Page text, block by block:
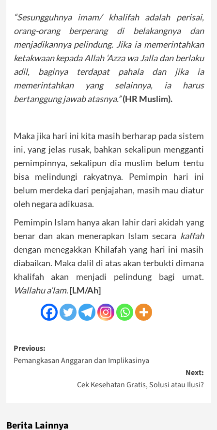
“Sesungguhnya imam/ khalifah adalah perisai,
orang-orang berperang di belakangnya dan
menjadikannya pelindung. Jika ia memerintahkan
ketakwaan kepada Allah ‘Azza wa Jalla dan berlaku
adil, baginya terdapat pahala dan jika ia
memerintahkan yang selainnya, ia harus
bertanggung jawab atasnya.” (HR Muslim).
Maka jika hari ini kita masih berharap pada sistem
ini, yang jelas rusak, bahkan sekalipun mengganti
pemimpinnya, sekalipun dia muslim belum tentu
bisa melindungi rakyatnya. Pemimpin hari ini
belum merdeka dari penjajahan, masih mau diatur
oleh negara adikuasa.
Pemimpin Islam hanya akan lahir dari akidah yang
benar dan akan menerapkan Islam secara kaffah
dengan menegakkan Khilafah yang hari ini masih
diabaikan. Maka dalil di atas akan terbukti dimana
khalifah akan menjadi pelindung bagi umat.
Wallahu a’lam. [LM/Ah]
Post
navigation
Previous:
Pemangkasan Anggaran dan Implikasinya
Next:
Cek Kesehatan Gratis, Solusi atau Ilusi?
Berita Lainnya